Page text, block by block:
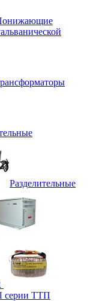
Разделительные
серии ТТП